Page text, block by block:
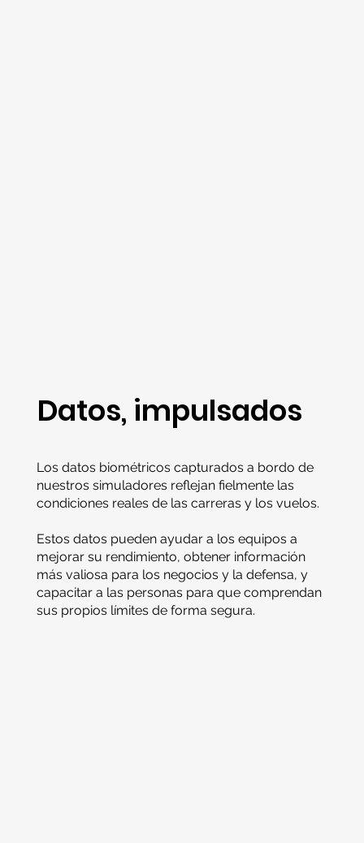
Datos, impulsados
Los datos biométricos capturados a bordo de
nuestros simuladores reflejan fielmente las
condiciones reales de las carreras y los vuelos.
Estos datos pueden ayudar a los equipos a
mejorar su rendimiento, obtener información
más valiosa para los negocios y la defensa, y
capacitar a las personas para que comprendan
sus propios límites de forma segura.